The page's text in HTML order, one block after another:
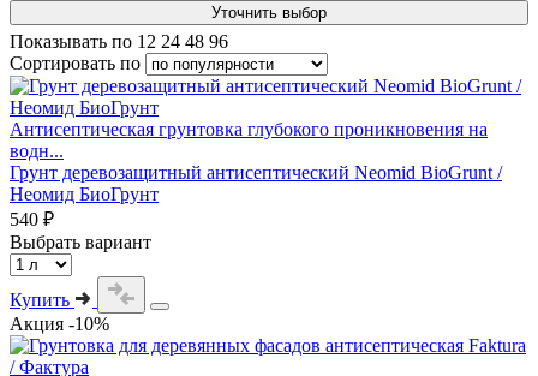
Уточнить выбор
Показывать по 12 24 48 96
Сортировать по
Антисептическая грунтовка глубокого проникновения на
водн...
Грунт деревозащитный антисептический Neomid BioGrunt /
Неомид БиоГрунт
540 ₽
Выбрать вариант
Купить
Акция -10%